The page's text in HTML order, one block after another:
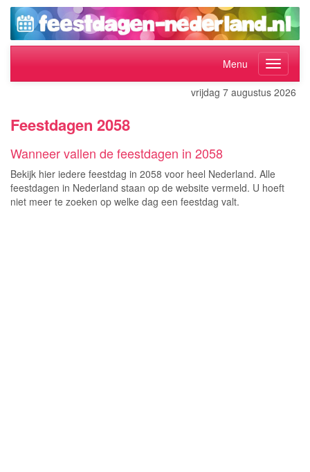
Menu
vrijdag 7 augustus 2026
Feestdagen 2058
Wanneer vallen de feestdagen in 2058
Bekijk hier iedere feestdag in 2058 voor heel Nederland. Alle
feestdagen in Nederland staan op de website vermeld. U hoeft
niet meer te zoeken op welke dag een feestdag valt.